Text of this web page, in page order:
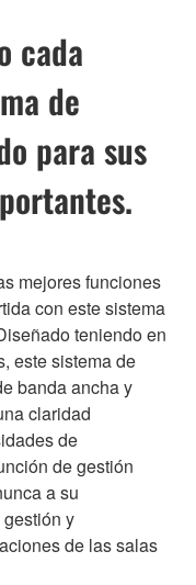
cada
de
para sus
mejores funciones
con este sistema
teniendo en
este sistema de
banda ancha y
claridad
de
de gestión
a su
y
de las salas